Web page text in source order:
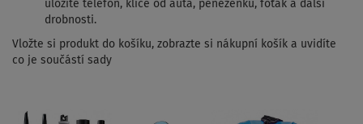
uložíte telefon, klíče od auta, peněženku, foťák a další
drobnosti.
Vložte si produkt do košíku, zobrazte si nákupní košík a uvidíte
co je součástí sady